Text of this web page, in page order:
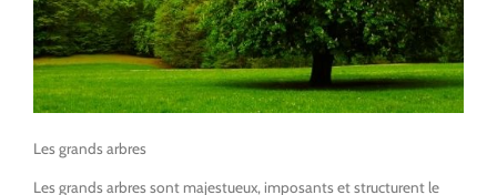
Les grands arbres
Les grands arbres sont majestueux, imposants et structurent le